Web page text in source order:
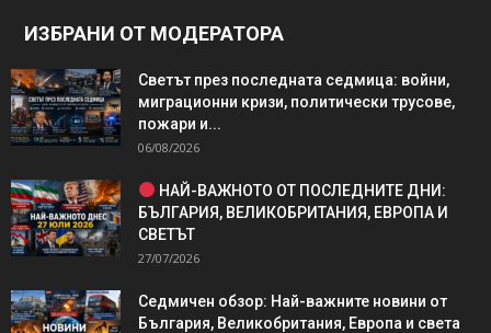
ИЗБРАНИ ОТ МОДЕРАТОРА
Светът през последната седмица: войни,
миграционни кризи, политически трусове,
пожари и...
06/08/2026
НАЙ-ВАЖНОТО ОТ ПОСЛЕДНИТЕ ДНИ:
БЪЛГАРИЯ, ВЕЛИКОБРИТАНИЯ, ЕВРОПА И
СВЕТЪТ
27/07/2026
Седмичен обзор: Най-важните новини от
България, Великобритания, Европа и света